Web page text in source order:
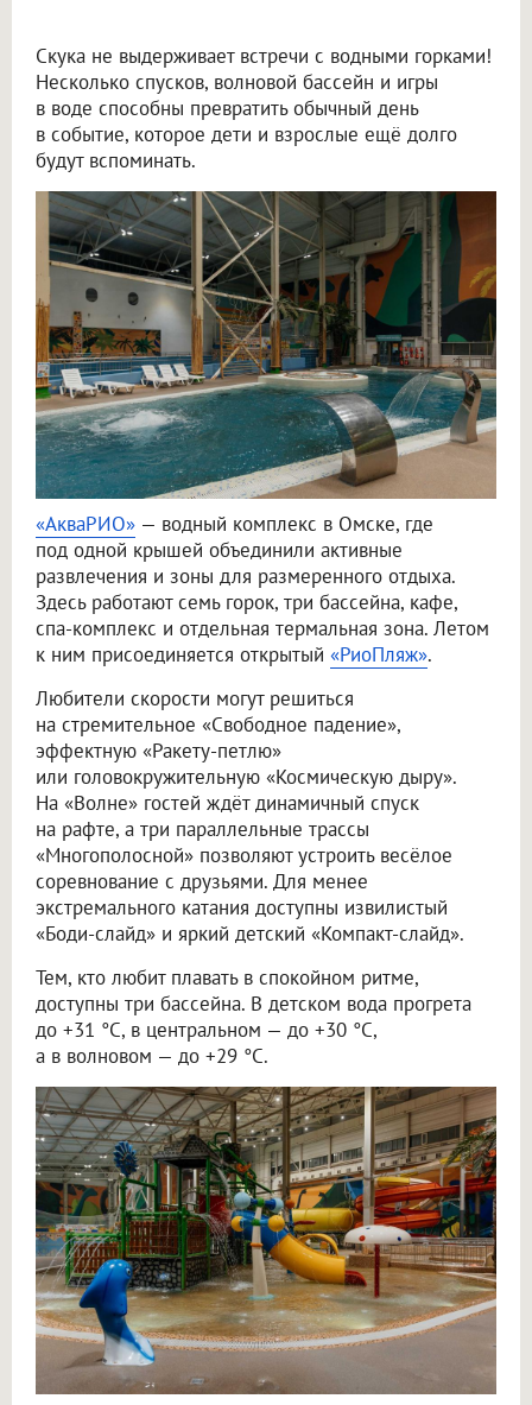
Скука не выдерживает встречи с водными горками!
Несколько спусков, волновой бассейн и игры
в воде способны превратить обычный день
в событие, которое дети и взрослые ещё долго
будут вспоминать.
«АкваРИО» — водный комплекс в Омске, где
под одной крышей объединили активные
развлечения и зоны для размеренного отдыха.
Здесь работают семь горок, три бассейна, кафе,
спа-комплекс и отдельная термальная зона. Летом
к ним присоединяется открытый «РиоПляж».
Любители скорости могут решиться
на стремительное «Свободное падение»,
эффектную «Ракету-петлю»
или головокружительную «Космическую дыру».
На «Волне» гостей ждёт динамичный спуск
на рафте, а три параллельные трассы
«Многополосной» позволяют устроить весёлое
соревнование с друзьями. Для менее
экстремального катания доступны извилистый
«Боди-слайд» и яркий детский «Компакт-слайд».
Тем, кто любит плавать в спокойном ритме,
доступны три бассейна. В детском вода прогрета
до +31 °C, в центральном — до +30 °C,
а в волновом — до +29 °C.